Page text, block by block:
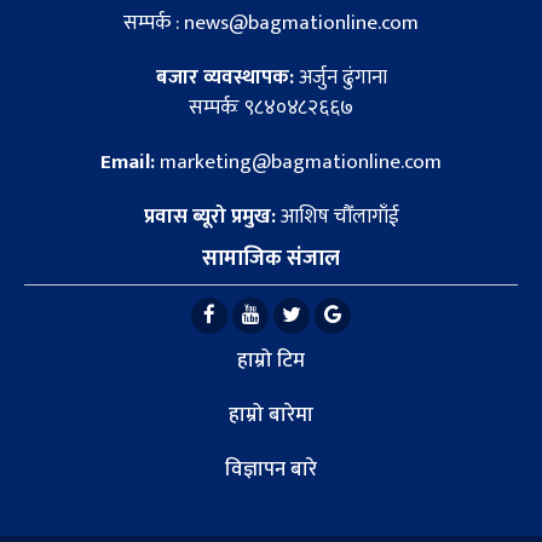
सम्पर्क : news@bagmationline.com
बजार व्यवस्थापक:अर्जुन ढुंगाना
सम्पर्कः ९८४०४८२६६७
Email:marketing@bagmationline.com
प्रवास ब्यूरो प्रमुख:आशिष चौँलागाँई
सामाजिक संजाल
हाम्रो टिम
हाम्रो बारेमा
विज्ञापन बारे